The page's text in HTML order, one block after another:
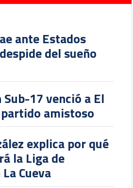
ante Estados
del sueño
Sub-17 venció a El
amistoso
explica por qué
la Liga de
Cueva